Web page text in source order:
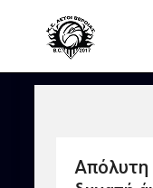
Απόλυτη